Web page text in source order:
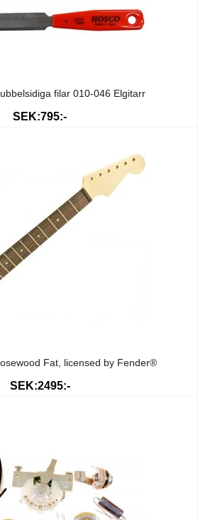
filar 010-046 Elgitarr
SEK:795:-
Fat, licensed by Fender®
SEK:2495:-